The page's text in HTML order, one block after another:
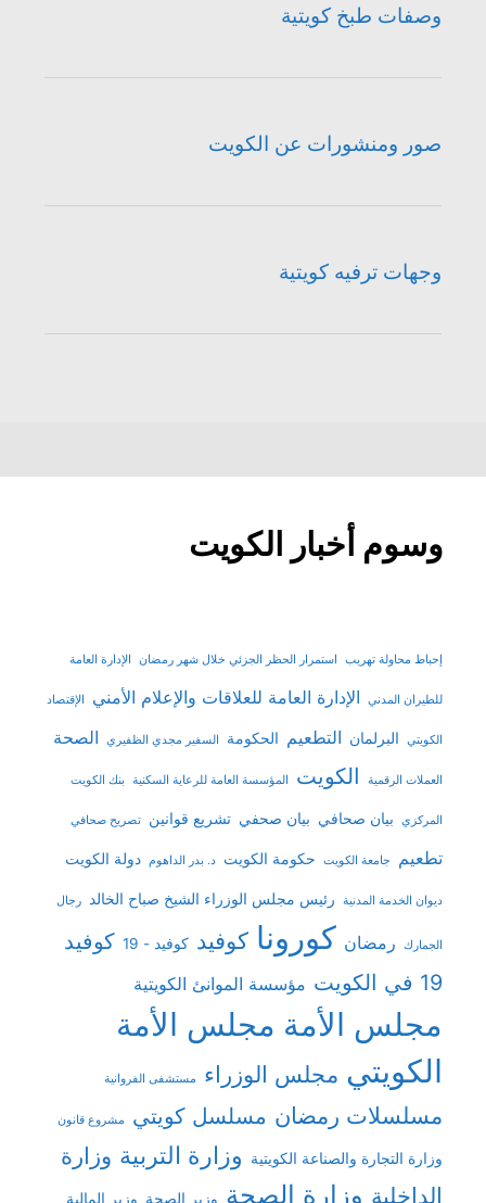
وصفات طبخ كويتية
صور ومنشورات عن الكويت
وجهات ترفيه كويتية
وسوم أخبار الكويت
إحباط محاولة تهريب استمرار الحظر الجزئي خلال شهر رمضان الإدارة العامة
للطيران المدني الإدارة العامة للعلاقات والإعلام الأمني الإقتصاد
الكويتي البرلمان التطعيم الحكومة السفير مجدي الظفيري الصحة
العملات الرقمية الكويت المؤسسة العامة للرعاية السكنية بنك الكويت
المركزي بيان صحافي بيان صحفي تشريع قوانين تصريح صحافي
تطعيم جامعة الكويت حكومة الكويت د. بدر الداهوم دولة الكويت
ديوان الخدمة المدنية رئيس مجلس الوزراء الشيخ صباح الخالد رجال
الجمارك رمضان كورونا كوفيد كوفيد - 19
كوفيد
19 في الكويت
مؤسسة الموانئ الكويتية
مجلس الأمة مجلس الأمة
الكويتي مجلس الوزراء مستشفى الفروانية
مسلسلات رمضان مسلسل كويتي مشروع قانون
وزارة التجارة والصناعة الكويتية وزارة التربية وزارة
الداخلية وزارة الصحة وزير الصحة وزير المالية